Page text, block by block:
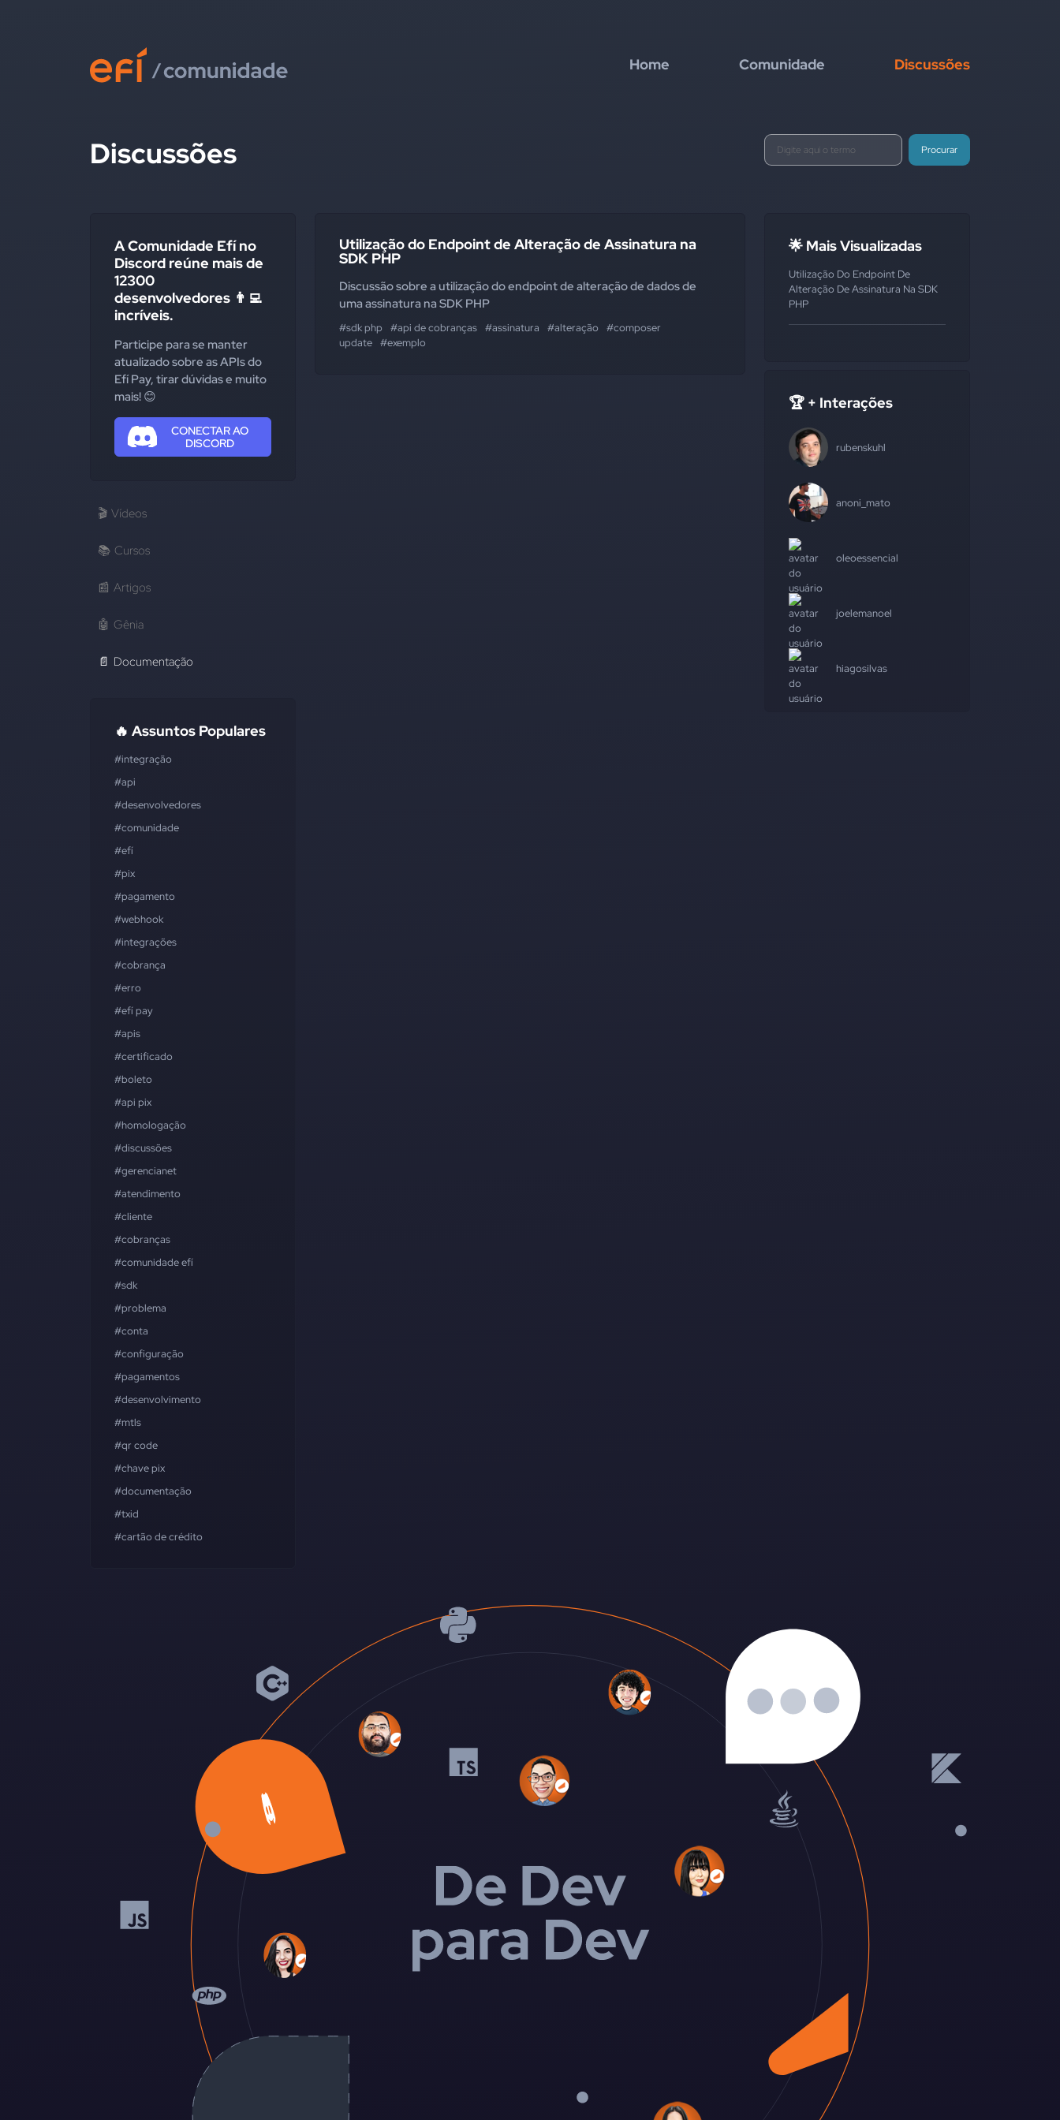
Home Comunidade Discussões
Discussões Procurar
A Comunidade Efí no
Discord reúne mais de
12300
desenvolvedores 👨‍💻
incríveis.
Participe para se manter
atualizado sobre as APIs do
Efí Pay, tirar dúvidas e muito
mais! 😊
CONECTAR AO
DISCORD
🎬 Vídeos
📚 Cursos
📰 Artigos
🤖 Gênia
📄 Documentação
🔥 Assuntos Populares
#integração
#api
#desenvolvedores
#comunidade
#efí
#pix
#pagamento
#webhook
#integrações
#cobrança
#erro
#efí pay
#apis
#certificado
#boleto
#api pix
#homologação
#discussões
#gerencianet
#atendimento
#cliente
#cobranças
#comunidade efí
#sdk
#problema
#conta
#configuração
#pagamentos
#desenvolvimento
#mtls
#qr code
#chave pix
#documentação
#txid
#cartão de crédito
Utilização do Endpoint de Alteração de Assinatura na
SDK PHP
Discussão sobre a utilização do endpoint de alteração de dados de
uma assinatura na SDK PHP
#sdk php #api de cobranças #assinatura #alteração
#composer
update #exemplo
🌟 Mais Visualizadas
Utilização Do Endpoint De
Alteração De Assinatura Na SDK
PHP
🏆 + Interações
rubenskuhl
anoni_mato
oleoessencial
joelemanoel
hiagosilvas